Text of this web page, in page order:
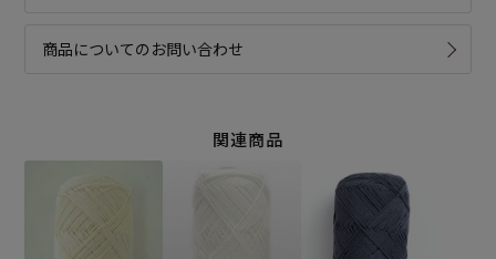
商品についてのお問い合わせ
関連商品